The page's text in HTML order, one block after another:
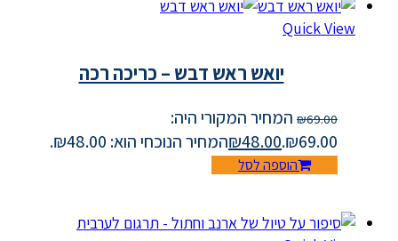
Quick View
יואש ראש דבש – כריכה רכה
₪69.00
המחיר המקורי היה:
₪69.00.
₪48.00 המחיר הנוכחי הוא: ₪48.00.
הוספה לסל